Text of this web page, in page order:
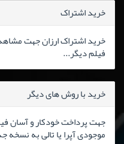
خرید اشتراک
فیلم دیگر...
خرید با روش های دیگر
جهت پرداخت خودکار و آسان
موجودی آپرا یا تالی به